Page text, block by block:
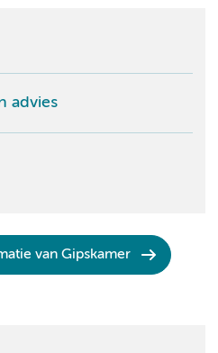
advies
van Gipskamer